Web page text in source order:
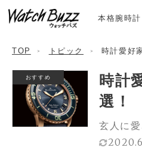
本格腕時
TOP トピック 時計愛好
おすすめ
時計
選！
玄人に